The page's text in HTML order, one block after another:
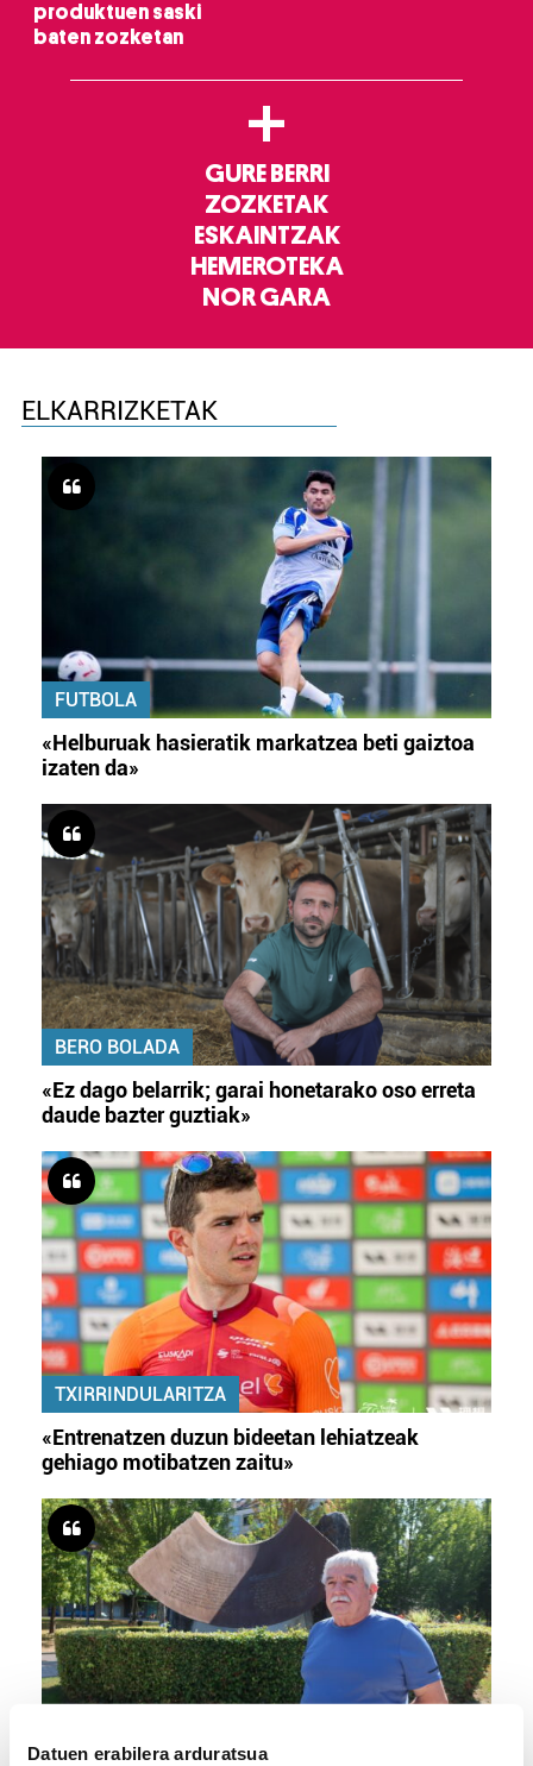
Datuen erabilera arduratsua
produktuen saski
baten zozketan
+
GURE BERRI
ZOZKETAK
ESKAINTZAK
HEMEROTEKA
NOR GARA
ELKARRIZKETAK
FUTBOLA
«Helburuak hasieratik markatzea beti gaiztoa
izaten da»
BERO BOLADA
«Ez dago belarrik; garai honetarako oso erreta
daude bazter guztiak»
TXIRRINDULARITZA
«Entrenatzen duzun bideetan lehiatzeak
gehiago motibatzen zaitu»
MEMORIA HISTORIKOA